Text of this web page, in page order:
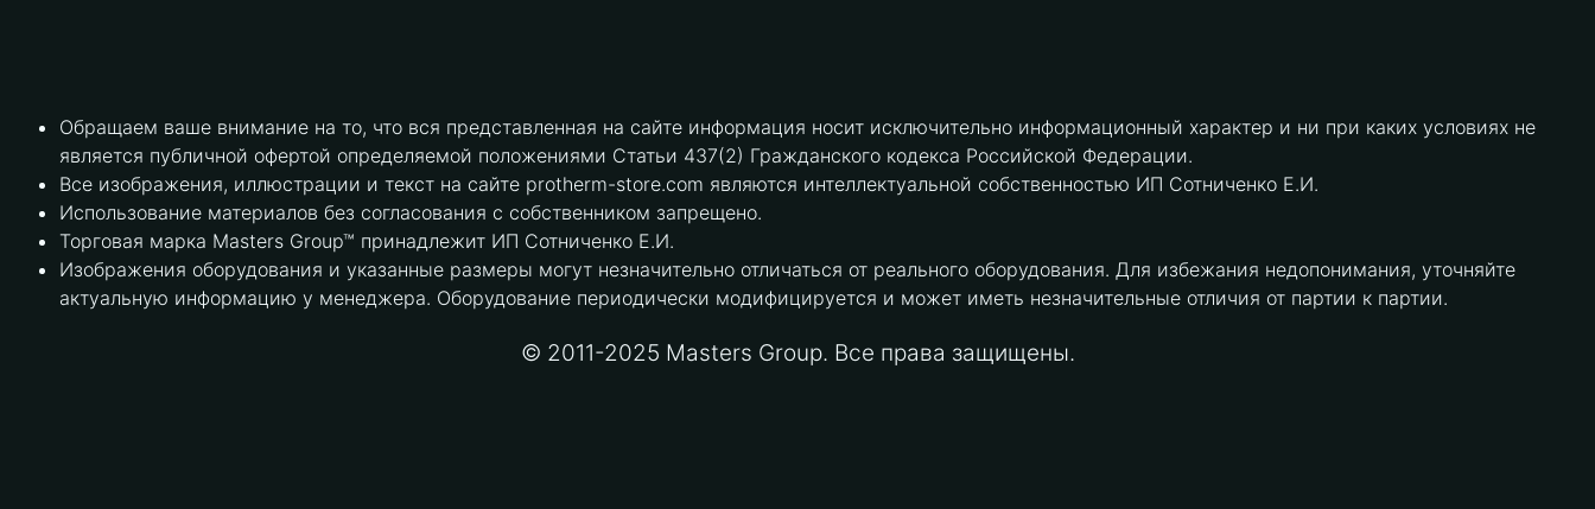
Обращаем ваше внимание на то, что вся представленная на сайте информация носит исключительно информационный характер и ни при каких условиях не
является публичной офертой определяемой положениями Статьи 437(2) Гражданского кодекса Российской Федерации.
Все изображения, иллюстрации и текст на сайте protherm-store.com являются интеллектуальной собственностью ИП Сотниченко Е.И.
Использование материалов без согласования с собственником запрещено.
Торговая марка Masters Group™ принадлежит ИП Сотниченко Е.И.
Изображения оборудования и указанные размеры могут незначительно отличаться от реального оборудования. Для избежания недопонимания, уточняйте
актуальную информацию у менеджера. Оборудование периодически модифицируется и может иметь незначительные отличия от партии к партии.
© 2011-2025 Masters Group. Все права защищены.